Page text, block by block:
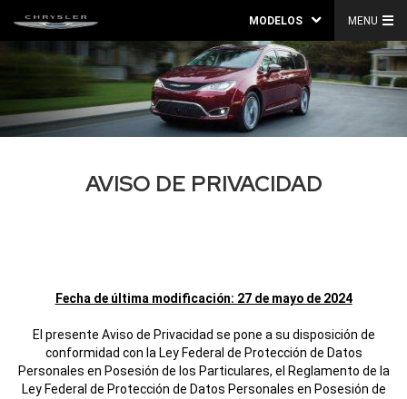
MODELOS MENU
AVISO DE PRIVACIDAD
Fecha de última modificación: 27 de mayo de 2024
El presente Aviso de Privacidad se pone a su disposición de
conformidad con la Ley Federal de Protección de Datos
Personales en Posesión de los Particulares, el Reglamento de la
Ley Federal de Protección de Datos Personales en Posesión de